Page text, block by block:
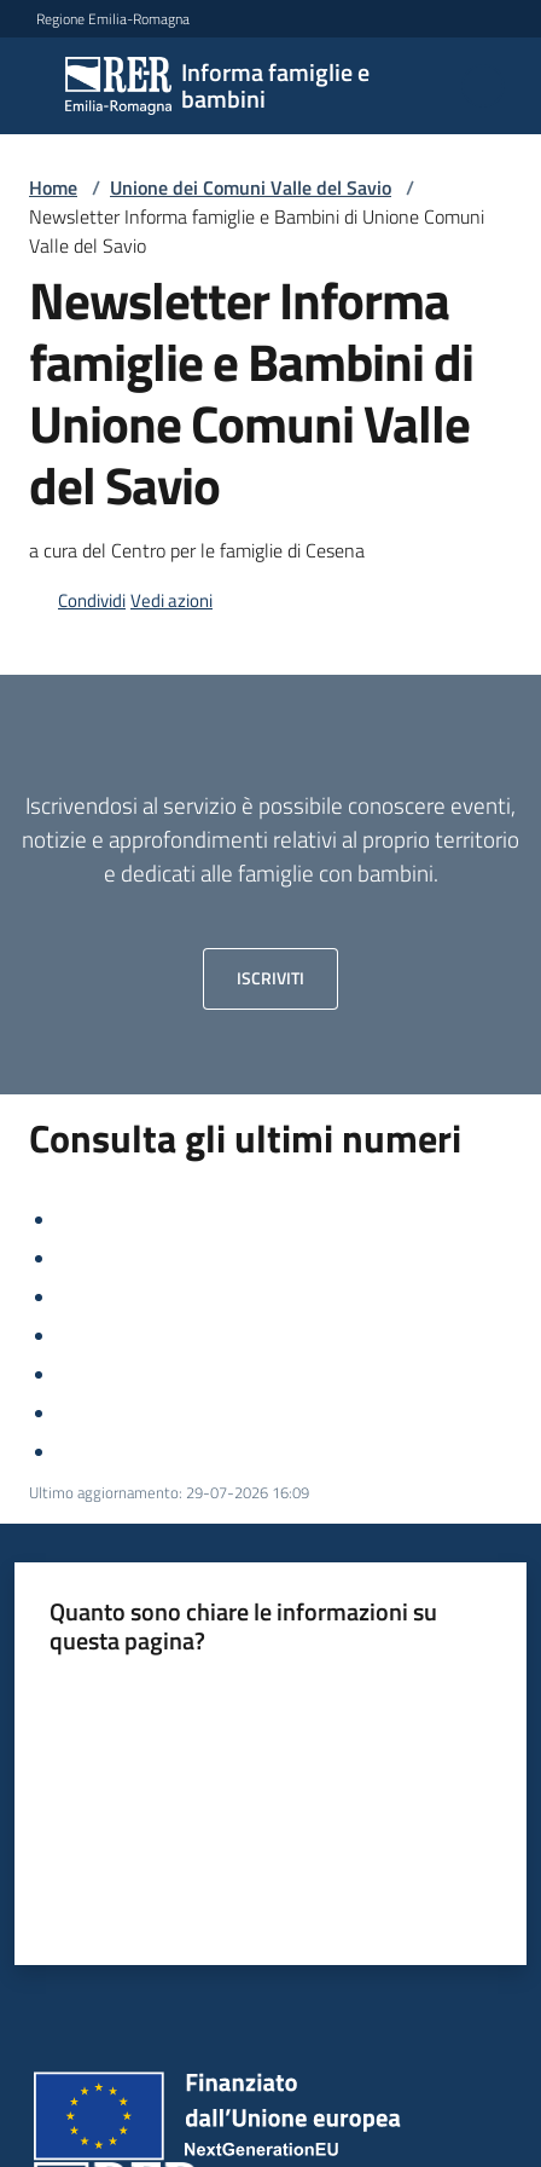
Vai al contenuto
Vai alla navigazione
Vai al footer
Regione Emilia-Romagna
Informa famiglie e
bambini
Informa
famiglie
e
bambini
Argomenti
Servizi
Centri
per
le
Newsletter
Home / Unione dei Comuni Valle del Savio /
Newsletter Informa famiglie e Bambini di Unione Comuni
Valle del Savio
Newsletter Informa
famiglie e Bambini di
Unione Comuni Valle
del Savio
a cura del Centro per le famiglie di Cesena
CondividiVedi azioni
Iscrivendosi al servizio è possibile conoscere eventi,
notizie e approfondimenti relativi al proprio territorio
e dedicati alle famiglie con bambini.
ISCRIVITI
Consulta gli ultimi numeri
Ultimo aggiornamento: 29-07-2026 16:09
Quanto sono chiare le informazioni su
questa pagina?